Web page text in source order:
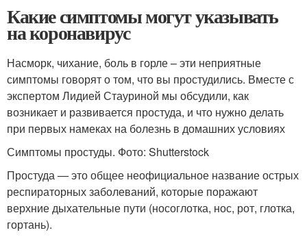
Какие симптомы могут указывать
на коронавирус
Насморк, чихание, боль в горле – эти неприятные
симптомы говорят о том, что вы простудились. Вместе с
экспертом Лидией Стауриной мы обсудили, как
возникает и развивается простуда, и что нужно делать
при первых намеках на болезнь в домашних условиях
Симптомы простуды. Фото: Shutterstock
Простуда — это общее неофициальное название острых
респираторных заболеваний, которые поражают
верхние дыхательные пути (носоглотка, нос, рот, глотка,
гортань).